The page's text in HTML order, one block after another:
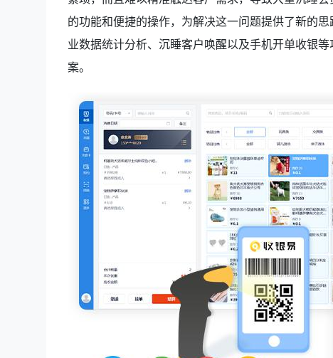
的功能和便捷的操作，为解决这一问题提供了新的
业数据统计分析、沉睡客户唤醒以及手机开单收银
案。